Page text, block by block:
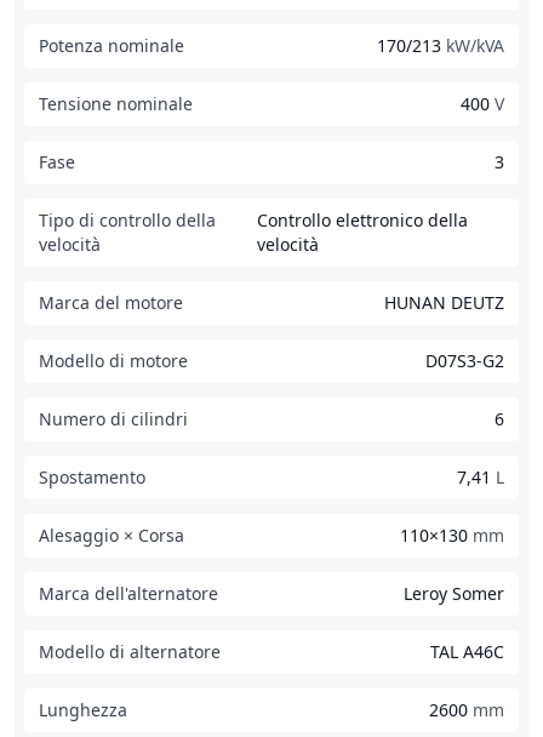
Potenza nominale 170/213 kW/kVA
Tensione nominale 400 V
Fase 3
Tipo di controllo della
velocità
Controllo elettronico della
velocità
Marca del motore HUNAN DEUTZ
Modello di motore D07S3-G2
Numero di cilindri 6
Spostamento 7,41 L
Alesaggio × Corsa 110×130 mm
Marca dell'alternatore Leroy Somer
Modello di alternatore TAL A46C
Lunghezza 2600 mm